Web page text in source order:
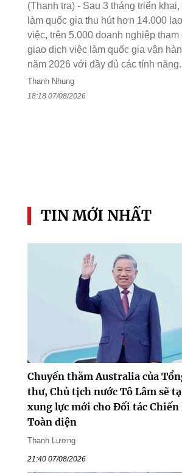
(Thanh tra) - Sau 3 tháng triển
làm quốc gia thu hút hơn 14.000
việc, trên 5.000 doanh nghiệp
giao dịch việc làm quốc gia vận
năm 2026 với đầy đủ các tính năng.
Thanh Nhung
18:18 07/08/2026
TIN MỚI NHẤT
Chuyến thăm Australia của
thư, Chủ tịch nước Tô Lâm sẽ
xung lực mới cho Đối tác Chiến
Toàn diện
Thanh Lương
21:40 07/08/2026